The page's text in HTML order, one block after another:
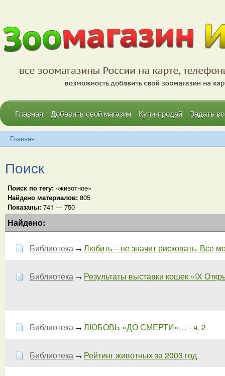
Главная Добавить свой магазин Купи-продай Задать
Главная
Поиск
Поиск по тегу: «животное»
Найдено материалов: 805
Показаны: 741 — 750
Найдено:
Библиотека → Любить – не значит рисковать. Все
Библиотека → Результаты выставки кошек »IX
Библиотека → ЛЮБОВЬ «ДО СМЕРТИ»… - ч. 2
Библиотека → Рейтинг животных за 2003 год